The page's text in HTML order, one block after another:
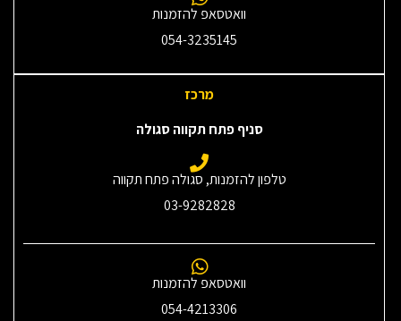
וואטסאפ להזמנות
054-3235145‎
מרכז
סניף פתח תקווה סגולה
טלפון להזמנות, סגולה פתח תקווה
03-9282828
וואטסאפ להזמנות
054-4213306